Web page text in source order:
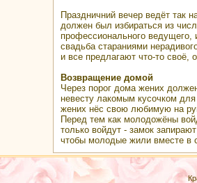
Праздничний вечер ведёт так
должен был избираться из
профессионального ведущего,
свадьба стараниями
и все предлагают что-то своё,
Возвращение домой
Через порог дома жених
невесту лакомым кусочком
жених нёс свою любимую на
Перед тем как молодожёны
только войдут - замок
чтобы молодые жили вместе в